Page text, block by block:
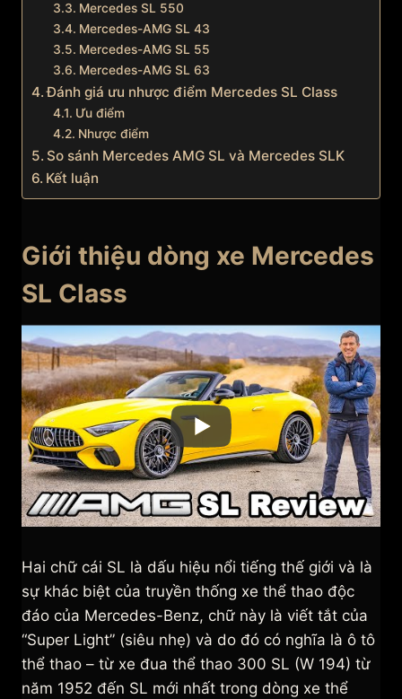
Mercedes SL 550
Mercedes-AMG SL 43
Mercedes-AMG SL 55
Mercedes-AMG SL 63
Đánh giá ưu nhược điểm Mercedes SL Class
Ưu điểm
Nhược điểm
So sánh Mercedes AMG SL và Mercedes SLK
Kết luận
Giới thiệu dòng xe Mercedes
SL Class
Hai chữ cái SL là dấu hiệu nổi tiếng thế giới và là
sự khác biệt của truyền thống xe thể thao độc
đáo của Mercedes-Benz, chữ này là viết tắt của
“Super Light” (siêu nhẹ) và do đó có nghĩa là ô tô
thể thao – từ xe đua thể thao 300 SL (W 194) từ
năm 1952 đến SL mới nhất trong dòng xe thể